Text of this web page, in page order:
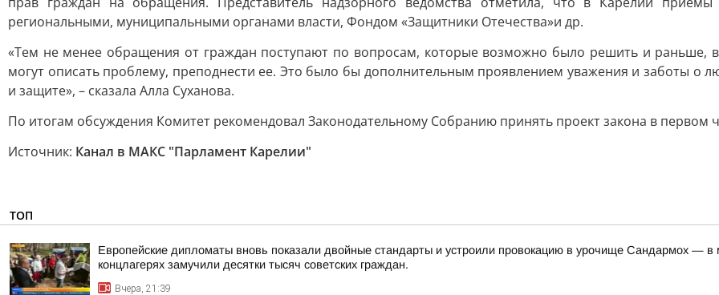
региональными, муниципальными органами власти, Фондом «Защитники Отечества»и др.
«Тем не менее обращения от граждан поступают по вопросам, которые возможно было решить и раньше,
могут описать проблему, преподнести ее. Это было бы дополнительным проявлением уважения и заботы о
и защите», – сказала Алла Суханова.
По итогам обсуждения Комитет рекомендовал Законодательному Собранию принять проект закона в первом
Источник: Канал в МАКС "Парламент Карелии"
ТОП
Европейские дипломаты вновь показали двойные стандарты и устроили провокацию в урочище Сандармох — в
концлагерях замучили десятки тысяч советских граждан.
Вчера, 21:39